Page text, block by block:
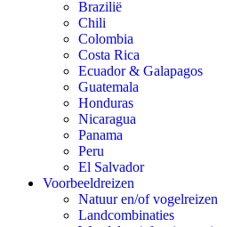
Brazilië
Chili
Colombia
Costa Rica
Ecuador & Galapagos
Guatemala
Honduras
Nicaragua
Panama
Peru
El Salvador
Voorbeeldreizen
Natuur en/of vogelreizen
Landcombinaties